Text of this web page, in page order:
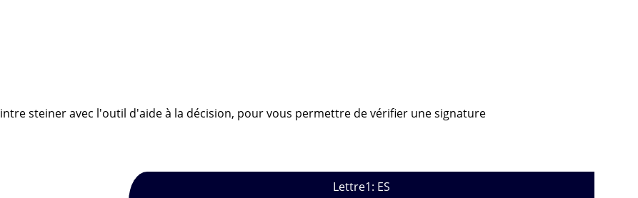
steiner avec l'outil d'aide à la décision, pour vous permettre de vérifier une signature
Lettre1: ES